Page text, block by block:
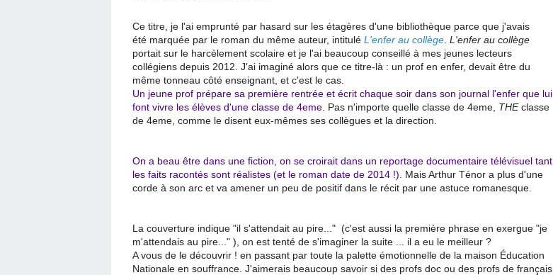
Ce titre, je l'ai emprunté par hasard sur les étagères d'une bibliothèque parce que j'avais
été marquée par le roman du même auteur, intitulé L'enfer au collège L'enfer au collège
portait sur le harcèlement scolaire et je l'ai beaucoup conseillé à mes jeunes lecteurs
collégiens depuis 2012. J'ai imaginé alors que ce titre-là : un prof en enfer, devait être du
même tonneau côté enseignant, et c'est le cas.
Un jeune prof prépare sa première rentrée et écrit chaque soir dans son journal l'enfer que lui
font vivre les élèves d'une classe de 4eme. Pas n'importe quelle classe de 4eme, THEclasse
de 4eme, comme le disent eux-mêmes ses collègues et la direction.
On a beau être dans une fiction, on se croirait dans un reportage documentaire télévisuel tant
les faits racontés sont réalistes (et le roman date de 2014 !).
Mais Arthur Ténor a plus d'une
corde à son arc et va amener un peu de positif dans le récit par une astuce romanesque.
La couverture indique "il s'attendait au pire..." (c'est aussi la première phrase en exergue "je
m'attendais au pire..." ), on est tenté de s'imaginer la suite ... il a eu le meilleur ?
A vous de le découvrir ! en passant par toute la palette émotionnelle de la maison Éducation
Nationale en souffrance. J'aimerais beaucoup savoir si des profs doc ou des profs de français